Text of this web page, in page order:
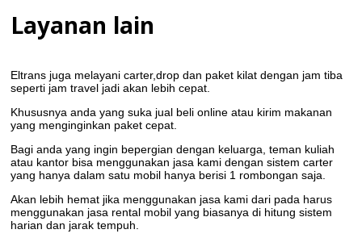
Layanan lain
Eltrans juga melayani carter,drop dan paket kilat dengan jam tiba
seperti jam travel jadi akan lebih cepat.
Khususnya anda yang suka jual beli online atau kirim makanan
yang menginginkan paket cepat.
Bagi anda yang ingin bepergian dengan keluarga, teman kuliah
atau kantor bisa menggunakan jasa kami dengan sistem carter
yang hanya dalam satu mobil hanya berisi 1 rombongan saja.
Akan lebih hemat jika menggunakan jasa kami dari pada harus
menggunakan jasa rental mobil yang biasanya di hitung sistem
harian dan jarak tempuh.